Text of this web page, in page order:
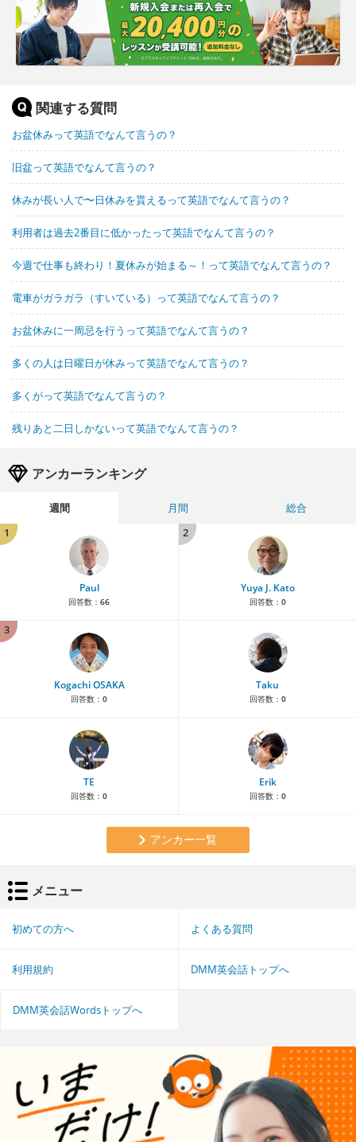
関連する質問
お盆休みって英語でなんて言うの？
旧盆って英語でなんて言うの？
休みが長い人で〜日休みを貰えるって英語でなんて言うの？
利用者は過去2番目に低かったって英語でなんて言うの？
今週で仕事も終わり！夏休みが始まる～！って英語でなんて言うの？
電車がガラガラ（すいている）って英語でなんて言うの？
お盆休みに一周忌を行うって英語でなんて言うの？
多くの人は日曜日が休みって英語でなんて言うの？
多くがって英語でなんて言うの？
残りあと二日しかないって英語でなんて言うの？
アンカーランキング
週間 月間
総合
1
Paul
回答数： 66
2
Yuya J. Kato
回答数： 0
3
Kogachi OSAKA
回答数： 0
Taku
回答数： 0
TE
回答数： 0
Erik
回答数： 0
アンカー一覧
メニュー
初めての方へ よくある質問
利用規約 DMM英会話トップへ
DMM英会話Wordsトップへ